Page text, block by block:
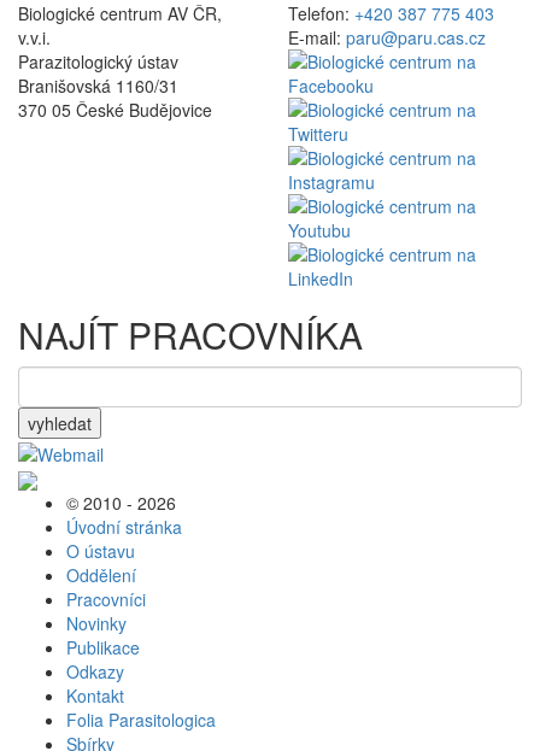
Biologické centrum AV ČR,
v.v.i.
Parazitologický ústav
Branišovská 1160/31
370 05 České Budějovice
Telefon: +420 387 775 403
E-mail: paru@paru.cas.cz
NAJÍT PRACOVNÍKA
vyhledat
© 2010 - 2026
Úvodní stránka
O ústavu
Oddělení
Pracovníci
Novinky
Publikace
Odkazy
Kontakt
Folia Parasitologica
Sbírky